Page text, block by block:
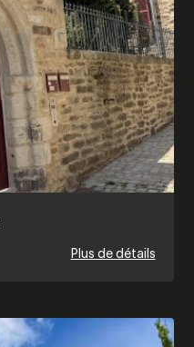
Plus de détails